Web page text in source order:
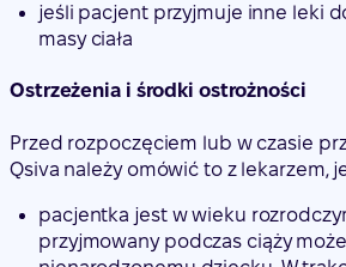
jeśli pacjent przyjmuje inne leki
masy ciała
Ostrzeżenia i środki ostrożności
Przed rozpoczęciem lub w czasie
Qsiva należy omówić to z lekarzem,
pacjentka jest w wieku
przyjmowany podczas ciąży